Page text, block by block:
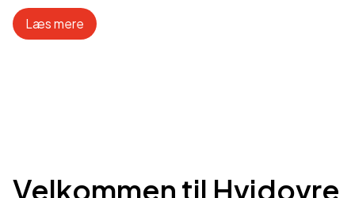
Læs mere
Velkommen til Hvidovre